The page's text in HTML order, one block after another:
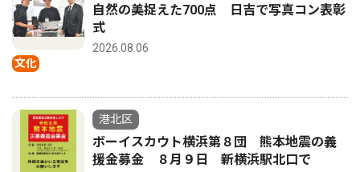
文化
自然の美捉えた700点 日吉で写真コン表彰
式
2026.08.06
港北区
ボーイスカウト横浜第８団 熊本地震の義
援金募金 ８月９日 新横浜駅北口で